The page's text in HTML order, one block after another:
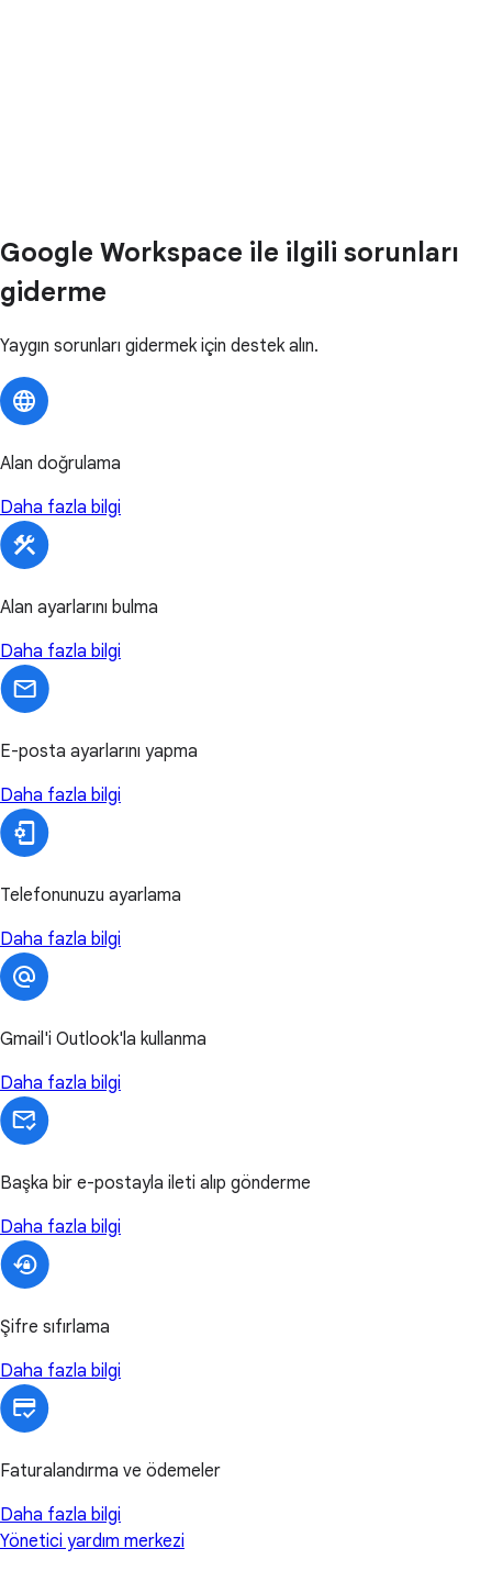
Google Workspace ile ilgili sorunları
giderme
Yaygın sorunları gidermek için destek alın.
Alan doğrulama
Daha fazla bilgi
Alan ayarlarını bulma
Daha fazla bilgi
E-posta ayarlarını yapma
Daha fazla bilgi
Telefonunuzu ayarlama
Daha fazla bilgi
Gmail'i Outlook'la kullanma
Daha fazla bilgi
Başka bir e-postayla ileti alıp gönderme
Daha fazla bilgi
Şifre sıfırlama
Daha fazla bilgi
Faturalandırma ve ödemeler
Daha fazla bilgi
Yönetici yardım merkezi